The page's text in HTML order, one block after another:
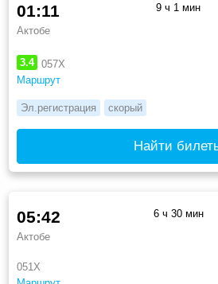
3.4 057Х
Маршрут
01:11
Актобе
9 ч 1 мин
Эл.регистрация скорый
Найти
051Х
05:42
Актобе
6 ч 30 мин